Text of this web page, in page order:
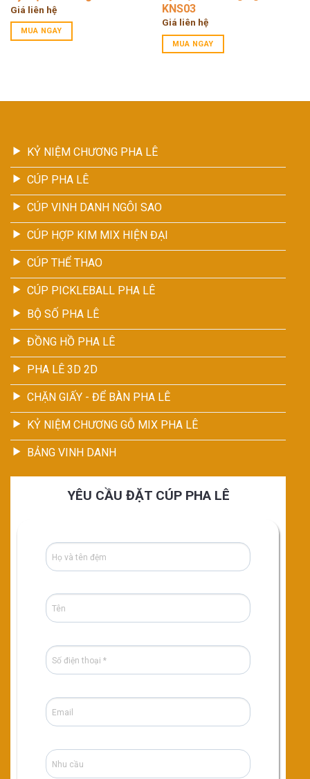
Giá liên hệ
MUA NGAY
KNS03
Giá liên hệ
MUA NGAY
KỶ NIỆM CHƯƠNG PHA LÊ
CÚP PHA LÊ
CÚP VINH DANH NGÔI SAO
CÚP HỢP KIM MIX HIỆN ĐẠI
CÚP THỂ THAO
CÚP PICKLEBALL PHA LÊ
BỘ SỐ PHA LÊ
ĐỒNG HỒ PHA LÊ
PHA LÊ 3D 2D
CHẶN GIẤY - ĐỂ BÀN PHA LÊ
KỶ NIỆM CHƯƠNG GỖ MIX PHA LÊ
BẢNG VINH DANH
YÊU CẦU ĐẶT CÚP PHA LÊ